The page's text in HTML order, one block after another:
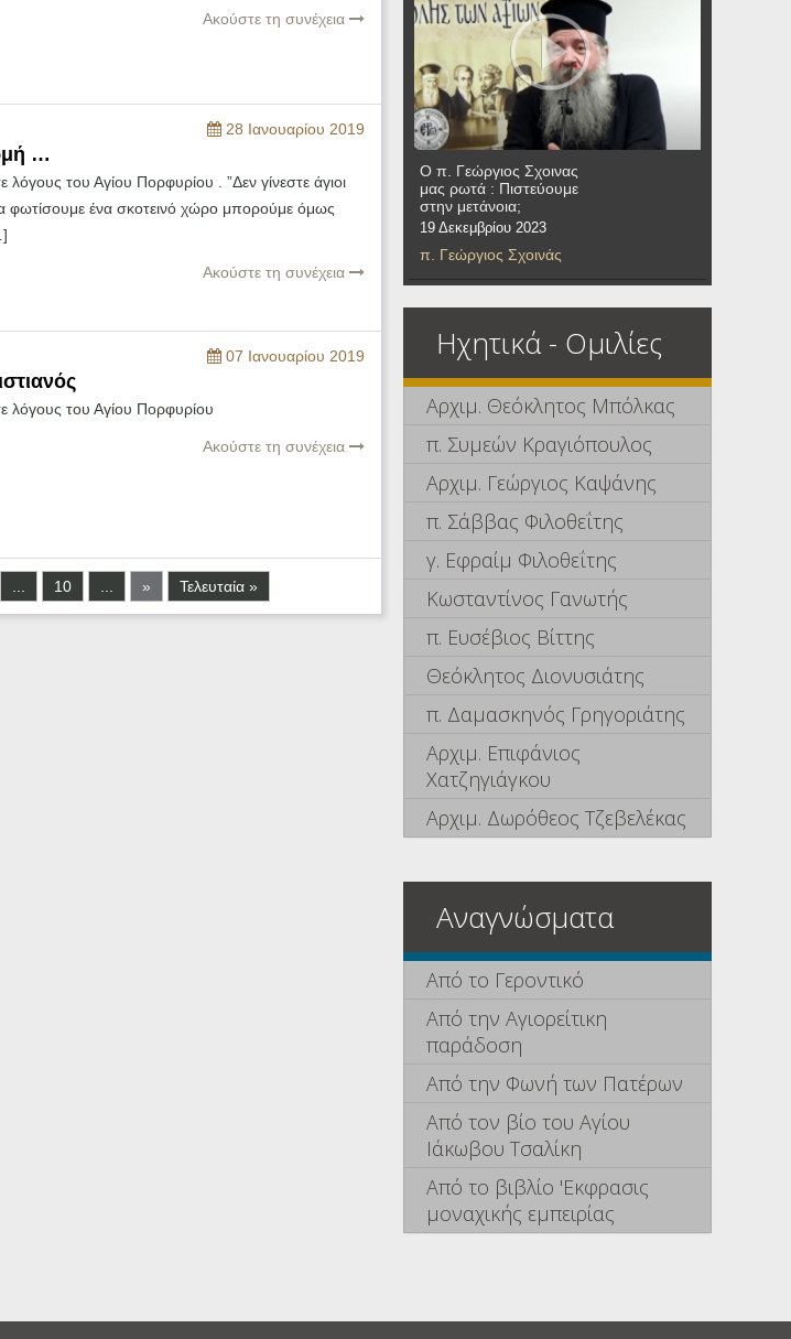
Ακούστε τη συνέχεια
28 Ιανουαρίου 2019
…
του Αγίου Πορφυρίου . ”Δεν γίνεστε άγιοι
φωτίσουμε ένα σκοτεινό χώρο μπορούμε όμως
Ακούστε τη συνέχεια
07 Ιανουαρίου 2019
λόγους του Αγίου Πορφυρίου
Ακούστε τη συνέχεια
10 » Τελευταία »
Ο π. Γεώργιος Σχοινας
μας ρωτά : Πιστεύουμε
στην μετάνοια;
19 Δεκεμβρίου 2023
π. Γεώργιος Σχοινάς
Ηχητικά - Ομιλίες
Αρχιμ. Θεόκλητος Μπόλκας
π. Συμεών Κραγιόπουλος
Αρχιμ. Γεώργιος Καψάνης
π. Σάββας Φιλοθεΐτης
γ. Εφραίμ Φιλοθεΐτης
Κωσταντίνος Γανωτής
π. Ευσέβιος Βίττης
Θεόκλητος Διονυσιάτης
π. Δαμασκηνός Γρηγοριάτης
Αρχιμ. Επιφάνιος
Χατζηγιάγκου
Αρχιμ. Δωρόθεος Τζεβελέκας
Αναγνώσματα
Από το Γεροντικό
Από την Αγιορείτικη
παράδοση
Από την Φωνή των Πατέρων
Από τον βίο του Αγίου
Ιάκωβου Τσαλίκη
Από το βιβλίο 'Εκφρασις
μοναχικής εμπειρίας